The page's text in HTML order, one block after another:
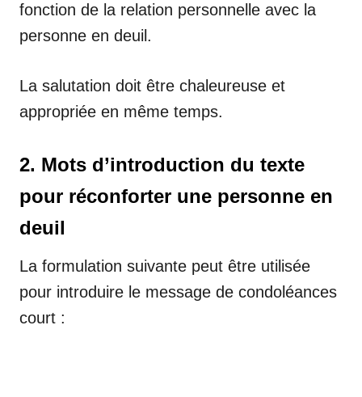
fonction de la relation personnelle avec la
personne en deuil.
La salutation doit être chaleureuse et
appropriée en même temps.
2. Mots d’introduction du texte
pour réconforter une personne en
deuil
La formulation suivante peut être utilisée
pour introduire le message de condoléances
court :